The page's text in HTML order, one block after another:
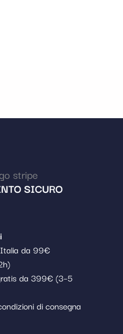
SICURO
da 99€
da 399€ (3–5
di consegna